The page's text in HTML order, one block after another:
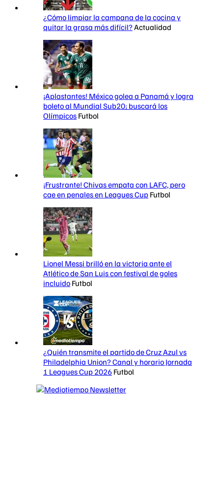
¿Cómo limpiar la campana de la cocina y
quitar la grasa más difícil?Actualidad
¡Aplastantes! México golea a Panamá y logra
boleto al Mundial Sub20; buscará los
Olímpicos Futbol
¡Frustrante! Chivas empata con LAFC, pero
cae en penales en Leagues Cup Futbol
Lionel Messi brilló en la victoria ante el
Atlético de San Luis con festival de goles
incluido Futbol
¿Quién transmite el partido de Cruz Azul vs
Philadelphia Union? Canal y horario Jornada
1 Leagues Cup 2026 Futbol